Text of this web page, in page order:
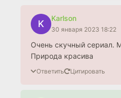
K
Karlson
30 января 2023 18:22
Очень скучный сериал.
Природа красива
Ответить Цитировать